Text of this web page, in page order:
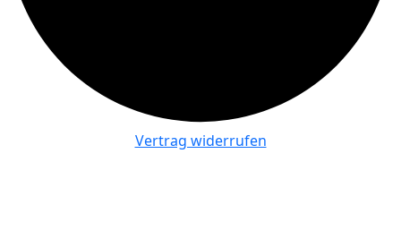
Vertrag widerrufen